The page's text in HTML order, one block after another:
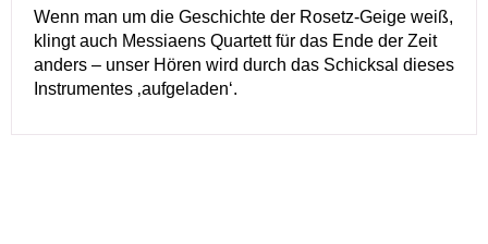
Wenn man um die Geschichte der Rosetz-Geige weiß,
klingt auch Messiaens Quartett für das Ende der Zeit
anders – unser Hören wird durch das Schicksal dieses
Instrumentes ‚aufgeladen‘.